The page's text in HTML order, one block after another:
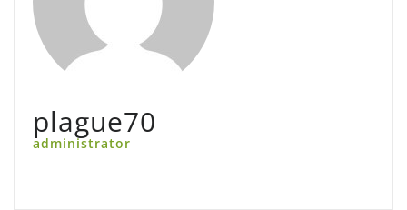
plague70
administrator